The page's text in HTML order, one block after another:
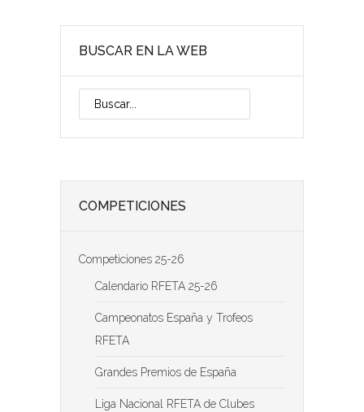
BUSCAR EN LA WEB
COMPETICIONES
Competiciones 25-26
Calendario RFETA 25-26
Campeonatos España y Trofeos
RFETA
Grandes Premios de España
Liga Nacional RFETA de Clubes